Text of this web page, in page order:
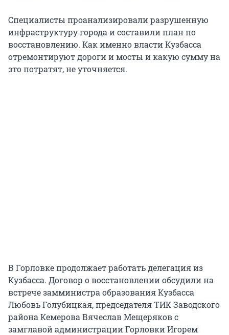
Специалисты проанализировали разрушенную
инфраструктуру города и составили план по
восстановлению. Как именно власти Кузбасса
отремонтируют дороги и мосты и какую сумму на
это потратят, не уточняется.
В Горловке продолжает работать делегация из
Кузбасса. Договор о восстановлении обсудили на
встрече замминистра образования Кузбасса
Любовь Голубицкая, председателя ТИК Заводского
района Кемерова Вячеслав Мещеряков с
замглавой администрации Горловки Игорем